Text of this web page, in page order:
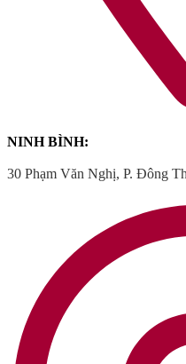
NINH BÌNH:
30 Phạm Văn Nghị, P. Đông